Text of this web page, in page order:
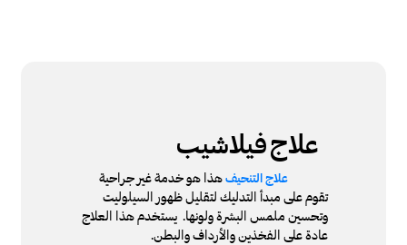
علاجفيلاشيب
علاج التنحيفهذا هو خدمة غير جراحية
تقوم على مبدأ التدليك لتقليل ظهور السيلوليت
وتحسين ملمس البشرة ولونها. يستخدم هذا العلاج
عادة على الفخذين والأرداف والبطن.